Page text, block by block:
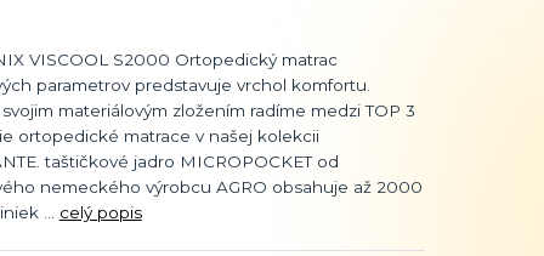
VISCOOL S2000 Ortopedický matrac
parametrov predstavuje vrchol komfortu.
materiálovým zložením radíme medzi TOP 3
ortopedické matrace v našej kolekcii
taštičkové jadro MICROPOCKET od
nemeckého výrobcu AGRO obsahuje až 2000
... celý popis